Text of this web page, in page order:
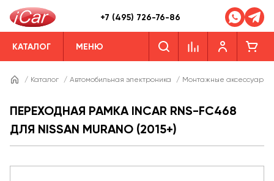
+7 (495) 726-76-86
КАТАЛОГ МЕНЮ
/ Каталог / Автомобильная электроника / Монтажные аксессуары
ПЕРЕХОДНАЯ РАМКА INCAR RNS-FC468
ДЛЯ NISSAN MURANO (2015+)